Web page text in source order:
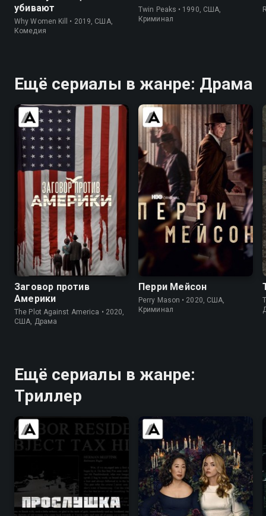
убивают
Why Women Kill • 2019, США,
Комедия
Twin Peaks • 1990, США,
Криминал
Ещё сериалы в жанре: Драма
6.7 7.3
Заговор против
Америки
The Plot Against America • 2020,
США, Драма
Перри Мейсон
Perry Mason • 2020, США,
Криминал
Ещё сериалы в жанре:
Триллер